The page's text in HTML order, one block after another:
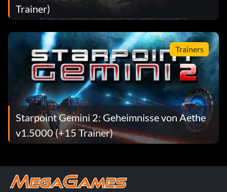
Trainer)
Trainers
Starpoint Gemini 2: Geheimnisse von Aethe
v1.5000 (+15 Trainer)